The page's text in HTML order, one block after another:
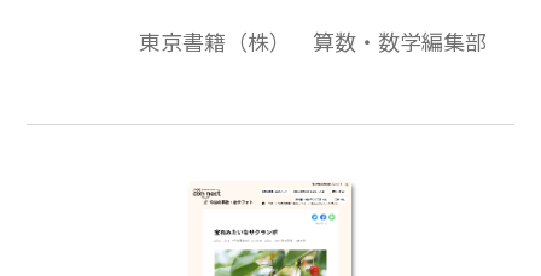
る。［キーワード］#中1 #小1 #座標 #小4 #
東京書籍（株） 算数・数学編集部